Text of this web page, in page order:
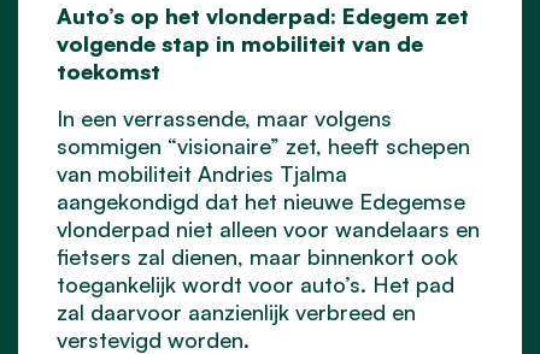
Auto’s op het vlonderpad: Edegem zet
volgende stap in mobiliteit van de
toekomst
In een verrassende, maar volgens
sommigen “visionaire” zet, heeft schepen
van mobiliteit Andries Tjalma
aangekondigd dat het nieuwe Edegemse
vlonderpad niet alleen voor wandelaars en
fietsers zal dienen, maar binnenkort ook
toegankelijk wordt voor auto’s. Het pad
zal daarvoor aanzienlijk verbreed en
verstevigd worden.